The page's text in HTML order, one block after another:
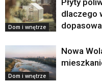
Dom i wnętrze
Płyty
dlaczego
Dom i wnętrze
Nowa